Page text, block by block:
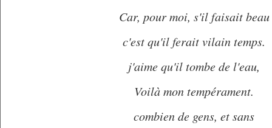
Car, pour moi, s'il faisait beau
c'est qu'il ferait vilain temps.
j'aime qu'il tombe de l'eau,
Voilà mon tempérament.
combien de gens, et sans